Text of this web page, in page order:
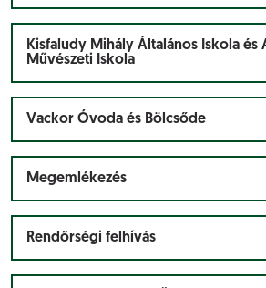
Kisfaludy Mihály Általános Iskola és
Művészeti Iskola
Vackor Óvoda és Bölcsőde
Megemlékezés
Rendőrségi felhívás